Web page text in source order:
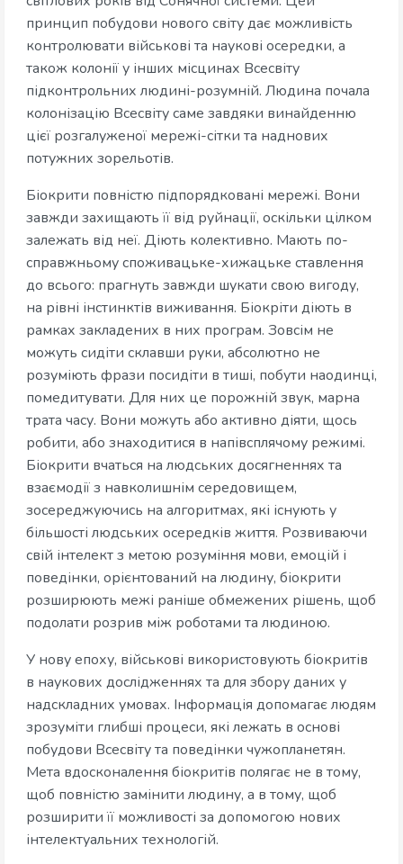
принцип побудови нового світу дає можливість
контролювати військові та наукові осередки, а
також колонії у інших місцинах Всесвіту
підконтрольних людині-розумній. Людина почала
колонізацію Всесвіту саме завдяки винайденню
цієї розгалуженої мережі-сітки та наднових
потужних зорельотів.
Біокрити повністю підпорядковані мережі. Вони
завжди захищають її від руйнації, оскільки цілком
залежать від неї. Діють колективно. Мають по-
справжньому споживацьке-хижацьке ставлення
до всього: прагнуть завжди шукати свою вигоду,
на рівні інстинктів виживання. Біокріти діють в
рамках закладених в них програм. Зовсім не
можуть сидіти склавши руки, абсолютно не
розуміють фрази посидіти в тиші, побути наодинці,
помедитувати. Для них це порожній звук, марна
трата часу. Вони можуть або активно діяти, щось
робити, або знаходитися в напівсплячому режимі.
Біокрити вчаться на людських досягненнях та
взаємодії з навколишнім середовищем,
зосереджуючись на алгоритмах, які існують у
більшості людських осередків життя. Розвиваючи
свій інтелект з метою розуміння мови, емоцій і
поведінки, орієнтований на людину, біокрити
розширюють межі раніше обмежених рішень, щоб
подолати розрив між роботами та людиною.
У нову епоху, військові використовують біокритів
в наукових дослідженнях та для збору даних у
надскладних умовах. Інформація допомагає людям
зрозуміти глибші процеси, які лежать в основі
побудови Всесвіту та поведінки чужопланетян.
Мета вдосконалення біокритів полягає не в тому,
щоб повністю замінити людину, а в тому, щоб
розширити її можливості за допомогою нових
інтелектуальних технологій.